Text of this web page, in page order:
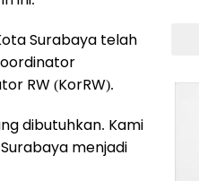
Surabaya telah
RW (KorRW).
dibutuhkan. Kami
menjadi